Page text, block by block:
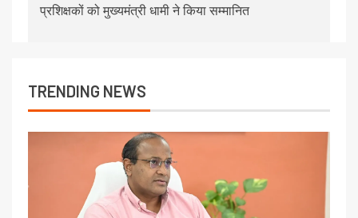
प्रशिक्षकों को मुख्यमंत्री धामी ने किया सम्मानित
TRENDING NEWS